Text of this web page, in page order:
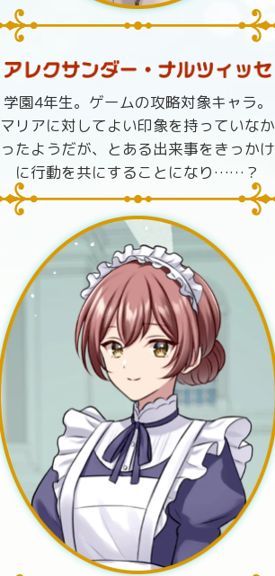
学園4年生。ゲームの攻略対象キャラ。
マリアに対してよい印象を持っていなか
ったようだが、とある出来事をきっかけ
に行動を共にすることになり……？